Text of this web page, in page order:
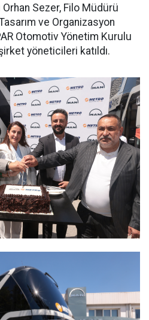
Orhan Sezer, Filo Müdürü
ve Organizasyon
Otomotiv Yönetim Kurulu
yöneticileri katıldı.